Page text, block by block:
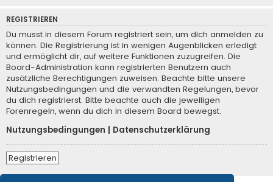
REGISTRIEREN
Du musst in diesem Forum registriert sein, um dich anmelden zu
können. Die Registrierung ist in wenigen Augenblicken erledigt
und ermöglicht dir, auf weitere Funktionen zuzugreifen. Die
Board-Administration kann registrierten Benutzern auch
zusätzliche Berechtigungen zuweisen. Beachte bitte unsere
Nutzungsbedingungen und die verwandten Regelungen, bevor
du dich registrierst. Bitte beachte auch die jeweiligen
Forenregeln, wenn du dich in diesem Board bewegst.
Nutzungsbedingungen
Datenschutzerklärung
Registrieren